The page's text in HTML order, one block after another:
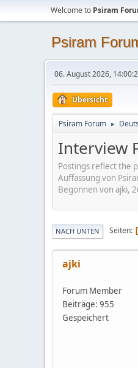
Welcome to Psiram
Psiram
06. August 2026,
Übersicht
Psiram Forum ►
Interview
Postings reflect the
Auffassung von
Begonnen von ajki,
NACH UNTEN Seiten
ajki
Forum Member
Beiträge: 955
Gespeichert